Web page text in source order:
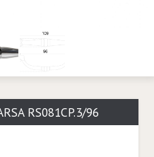
RS081CP.3/96